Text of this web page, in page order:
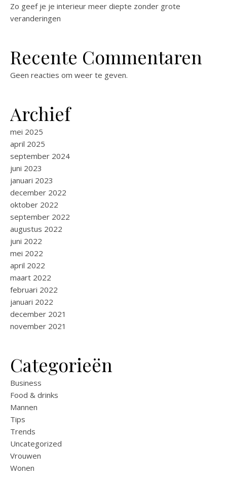
Zo geef je je interieur meer diepte zonder grote
veranderingen
Recente Commentaren
Geen reacties om weer te geven.
Archief
mei 2025
april 2025
september 2024
juni 2023
januari 2023
december 2022
oktober 2022
september 2022
augustus 2022
juni 2022
mei 2022
april 2022
maart 2022
februari 2022
januari 2022
december 2021
november 2021
Categorieën
Business
Food & drinks
Mannen
Tips
Trends
Uncategorized
Vrouwen
Wonen